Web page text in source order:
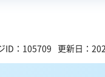
ID：105709 更新日：